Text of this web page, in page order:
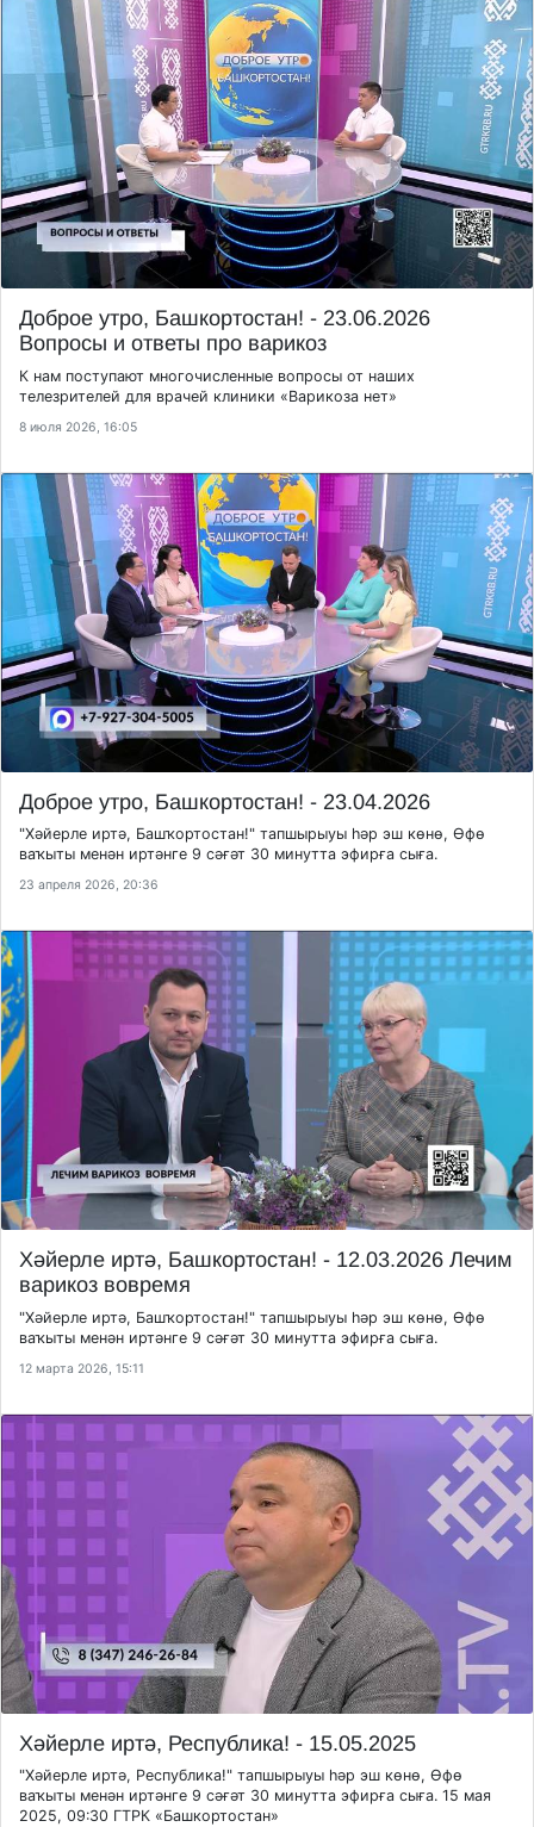
Доброе утро, Башкортостан! - 23.06.2026
Вопросы и ответы про варикоз
К нам поступают многочисленные вопросы от наших
телезрителей для врачей клиники «Варикоза нет»
8 июля 2026, 16:05
Доброе утро, Башкортостан! - 23.04.2026
"Хәйерле иртә, Башҡортостан!" тапшырыуы һәр эш көнө, Өфө
ваҡыты менән иртәнге 9 сәғәт 30 минутта эфирға сыға.
23 апреля 2026, 20:36
Хәйерле иртә, Башкортостан! - 12.03.2026 Лечим
варикоз вовремя
"Хәйерле иртә, Башҡортостан!" тапшырыуы һәр эш көнө, Өфө
ваҡыты менән иртәнге 9 сәғәт 30 минутта эфирға сыға.
12 марта 2026, 15:11
Хәйерле иртә, Республика! - 15.05.2025
"Хәйерле иртә, Республика!" тапшырыуы һәр эш көнө, Өфө
ваҡыты менән иртәнге 9 сәғәт 30 минутта эфирға сыға. 15 мая
2025, 09:30 ГТРК «Башкортостан»